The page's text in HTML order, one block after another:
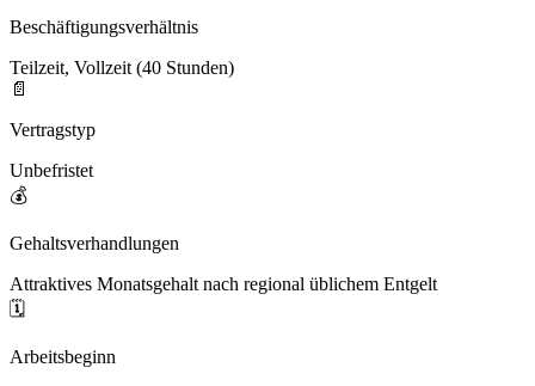
Beschäftigungsverhältnis
Teilzeit, Vollzeit (40 Stunden)
📄
Vertragstyp
Unbefristet
💰
Gehaltsverhandlungen
Attraktives Monatsgehalt nach regional üblichem Entgelt
🗓️
Arbeitsbeginn